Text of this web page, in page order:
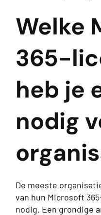
Welke
365-
heb je
nodig
De meeste
van hun Microsoft
nodig. Een grondige